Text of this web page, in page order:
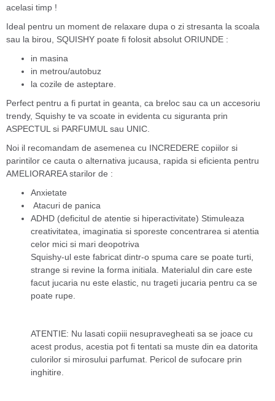
acelasi timp !
Ideal pentru un moment de relaxare dupa o zi stresanta la scoala
sau la birou, SQUISHY poate fi folosit absolut ORIUNDE :
in masina
in metrou/autobuz
la cozile de asteptare.
Perfect pentru a fi purtat in geanta, ca breloc sau ca un accesoriu
trendy, Squishy te va scoate in evidenta cu siguranta prin
ASPECTUL si PARFUMUL sau UNIC.
Noi il recomandam de asemenea cu INCREDERE copiilor si
parintilor ce cauta o alternativa jucausa, rapida si eficienta pentru
AMELIORAREA starilor de :
Anxietate
Atacuri de panica
ADHD (deficitul de atentie si hiperactivitate) Stimuleaza
creativitatea, imaginatia si sporeste concentrarea si atentia
celor mici si mari deopotriva
Squishy-ul este fabricat dintr-o spuma care se poate turti,
strange si revine la forma initiala. Materialul din care este
facut jucaria nu este elastic, nu trageti jucaria pentru ca se
poate rupe.
ATENTIE: Nu lasati copiii nesupravegheati sa se joace cu
acest produs, acestia pot fi tentati sa muste din ea datorita
culorilor si mirosului parfumat. Pericol de sufocare prin
inghitire.